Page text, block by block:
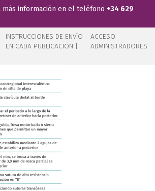
principal
más información en el teléfono +34 629
INSTRUCCIONES DE ENVÍO
EN CADA PUBLICACIÓN |
ACCESO
ADMINISTRADORES